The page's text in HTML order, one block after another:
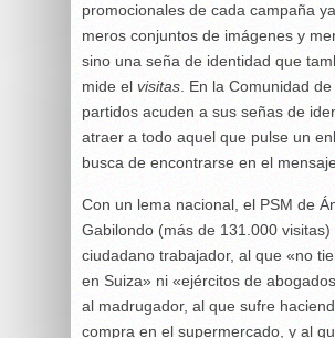
promocionales de cada campaña
meros conjuntos de imágenes y
sino una seña de identidad que
mide el visitas . En la Comunidad
partidos acuden a sus señas de
atraer a todo aquel que pulse un
busca de encontrarse en el
Con un lema nacional, el PSM de
Gabilondo (más de 131.000 visitas)
ciudadano trabajador, al que «no
en Suiza» ni «ejércitos de
al madrugador, al que sufre
compra en el supermercado, y al